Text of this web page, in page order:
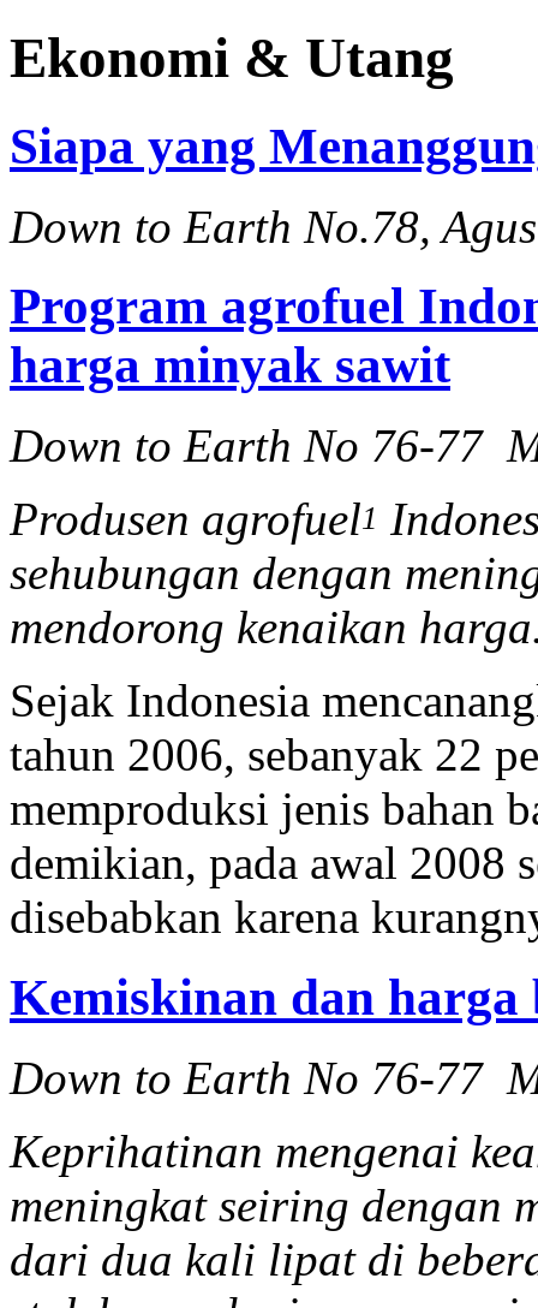
Ekonomi & Utang
Siapa yang
Down to Earth No.78,
Program agrofuel
harga minyak sawit
Down to Earth No 76-77
Produsen agrofuel1
sehubungan dengan
mendorong kenaikan
Sejak Indonesia
tahun 2006, sebanyak 22
memproduksi jenis bahan
demikian, pada awal 2008
disebabkan karena
Kemiskinan dan harga
Down to Earth No 76-77
Keprihatinan mengenai
meningkat seiring dengan
dari dua kali lipat di